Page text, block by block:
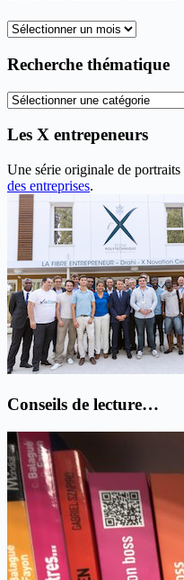
Tous
anciens
Recherche thématique
Recherche
Les X entrepeneurs
Une série originale de portraits
des entreprises.
Conseils de lecture…